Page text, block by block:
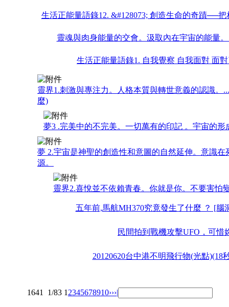
生活正能量語錄12. &#128073; 創造生命的奇蹟──
靈魂與肉身能量的交會。汲取內在宇宙的能量
生活正能量語錄1. 自我覺察 自我面對 面
靈界1.刺激與專注力。人格本質與轉世意義的認識。
麼)
夢3 .完美中的不完美。一切萬有的印記 。宇宙的
夢 2.宇宙是神聖的創造性和意圖的自然延伸。意識
源。
靈界2.喜悅並不依賴青春。你就是你。不要害怕
五年前,馬航MH370究竟發生了什麼 ？ [腦
民間拍到戰機攻擊UFO，可惜
20120620台中港不明飛行物(光點)(18
1641 1/83 1 2345678910›››|